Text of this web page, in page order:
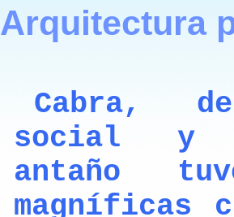
Arquitectura
Cabra,
social y
antaño
magníficas